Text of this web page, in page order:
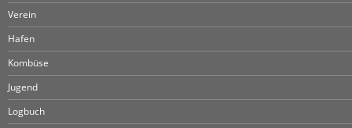
Verein
Hafen
Kombüse
Jugend
Logbuch